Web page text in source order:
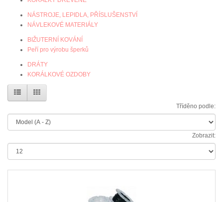
NÁSTROJE, LEPIDLA, PŘÍSLUŠENSTVÍ
NÁVLEKOVÉ MATERIÁLY
BIŽUTERNÍ KOVÁNÍ
Peří pro výrobu šperků
DRÁTY
KORÁLKOVÉ OZDOBY
Tříděno podle:
Zobrazit: